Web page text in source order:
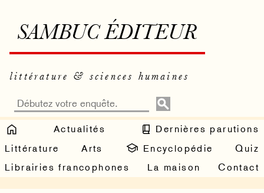
SAMBUC ÉDITEUR
littérature & sciences humaines
Actualités
Dernières parutions
Littérature
Arts Encyclopédie
Quiz
Librairies francophones
La maison Contact